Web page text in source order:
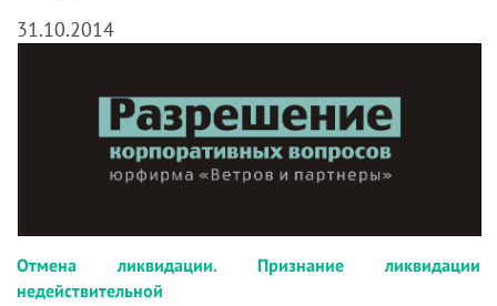
31.10.2014
Отмена ликвидации. Признание ликвидации
недействительной